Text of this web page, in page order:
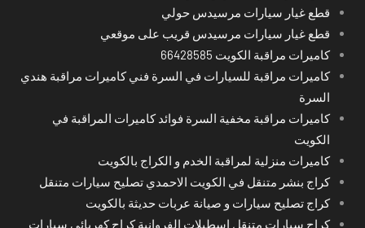
قطع غيار سيارات مرسيدس حولي
قطع غيار سيارات مرسيدس قريب على موقعي
كاميرات مراقبة الكويت 66428585
كاميرات مراقبة للسيارات في السرة فني كاميرات مراقبة هندي
السرة
كاميرات مراقبة مخفية السرة فوائد كاميرات المراقبة في
الكويت
كاميرات منزلية لمراقبة الخدم و الكراج بالكويت
كراج بنشر متنقل في الكويت الاحمدي تصليح سيارات متنقل
كراج تصليح سيارات و صيانة عربات حديثة بالكويت
كراج سيارات متنقل اسطبلات الفروانية كراج كهربائي سيارات